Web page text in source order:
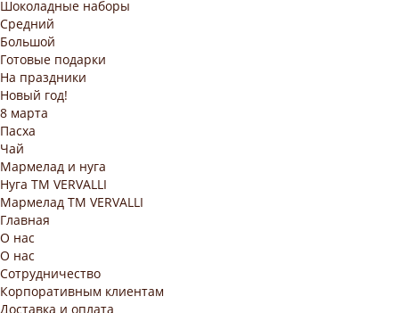
Шоколадные наборы
Средний
Большой
Готовые подарки
На праздники
Новый год!
8 марта
Пасха
Чай
Мармелад и нуга
Нуга ТМ VERVALLI
Мармелад ТМ VERVALLI
Главная
О нас
О нас
Сотрудничество
Корпоративным клиентам
Доставка и оплата